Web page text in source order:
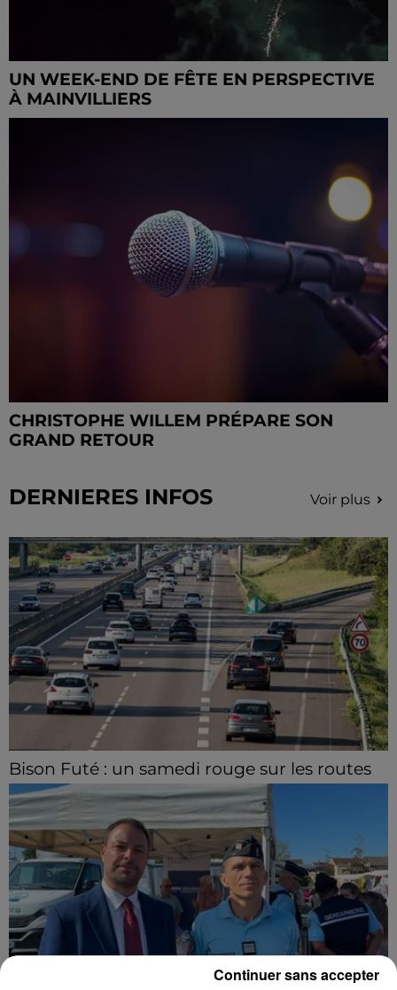
UN WEEK-END DE FÊTE EN PERSPECTIVE
À MAINVILLIERS
CHRISTOPHE WILLEM PRÉPARE SON
GRAND RETOUR
DERNIERES INFOS Voir plus
Bison Futé : un samedi rouge sur les routes
C'est l'un des week-ends les plus chargés de l'été,
avec des départs aussi importants que les retours.
Continuer sans accepter